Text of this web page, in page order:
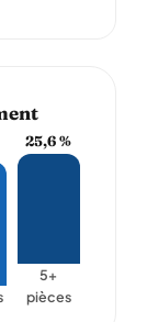
25,6 %
5+
pièces